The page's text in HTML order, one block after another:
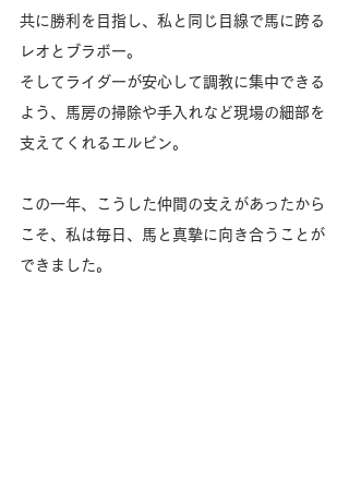
共に勝利を目指し、私と同じ目線で馬に跨る
レオとブラボー。
そしてライダーが安心して調教に集中できる
よう、馬房の掃除や手入れなど現場の細部を
支えてくれるエルビン。
この一年、こうした仲間の支えがあったから
こそ、私は毎日、馬と真摯に向き合うことが
できました。